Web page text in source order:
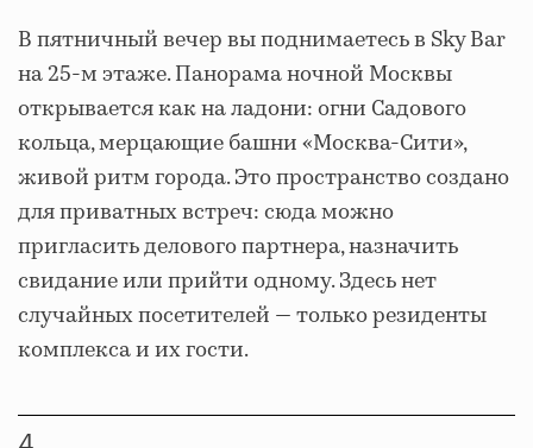
В пятничный вечер вы поднимаетесь в Sky Bar
на 25-м этаже. Панорама ночной Москвы
открывается как на ладони: огни Садового
кольца, мерцающие башни «Москва-Сити»,
живой ритм города. Это пространство создано
для приватных встреч: сюда можно
пригласить делового партнера, назначить
свидание или прийти одному. Здесь нет
случайных посетителей — только резиденты
комплекса и их гости.